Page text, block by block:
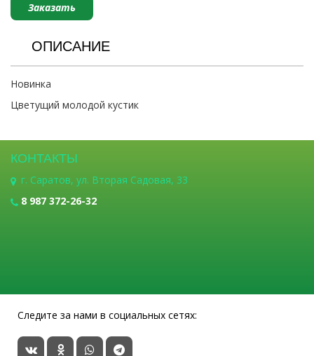
Заказать
ОПИСАНИЕ
Новинка
Цветущий молодой кустик
КОНТАКТЫ
г. Саратов, ул. Вторая Садовая, 33
8 987 372-26-32
Следите за нами в социальных сетях: